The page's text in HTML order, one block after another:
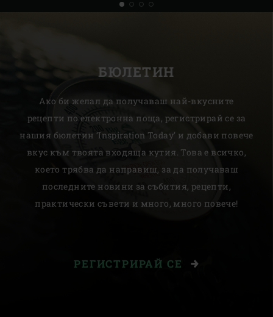
БЮЛЕТИН
Ако би желал да получаваш най-вкусните
рецепти по електронна поща, регистрирай се за
нашия бюлетин ‘Inspiration Today’ и добави повече
вкус към твоята входяща кутия. Това е всичко,
което трябва да направиш, за да получаваш
последните новини за събития, рецепти,
практически съвети и много, много повече!
РЕГИСТРИРАЙ СЕ